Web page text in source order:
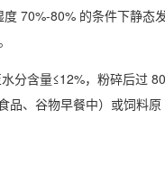
度 70%-80% 的条件下静态
分含量≤12%，粉碎后过 80
品、谷物早餐中）或饲料原